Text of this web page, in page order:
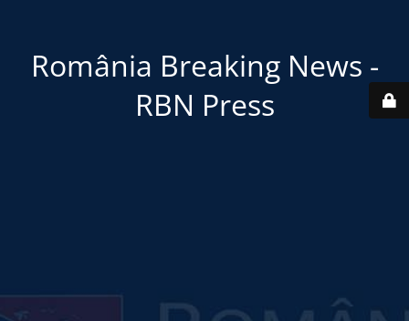
România Breaking News -
RBN Press